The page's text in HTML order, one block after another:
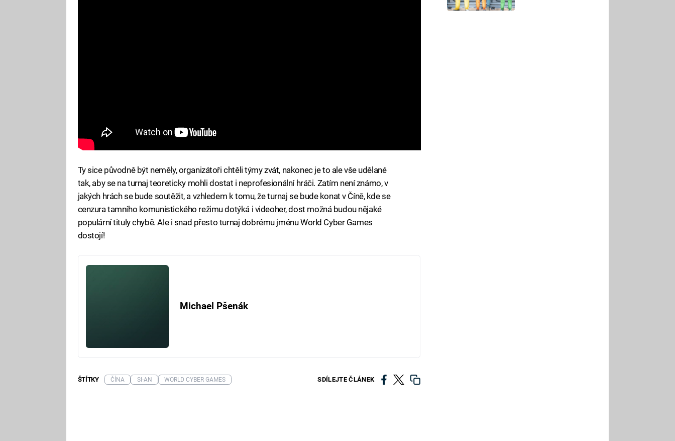
Ty sice původně být neměly, organizátoři chtěli týmy zvát, nakonec je to ale vše udělané
tak, aby se na turnaj teoreticky mohli dostat i neprofesionální hráči. Zatím není známo, v
jakých hrách se bude soutěžit, a vzhledem k tomu, že turnaj se bude konat v Číně, kde se
cenzura tamního komunistického režimu dotýká i videoher, dost možná budou nějaké
populární tituly chybě. Ale i snad přesto turnaj dobrému jménu World Cyber Games
dostojí!
Michael Pšenák
SDÍLEJTE ČLÁNEK
ŠTÍTKY ČÍNA SI-AN WORLD CYBER GAMES